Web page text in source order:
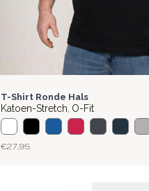
BASIC
T-Shirt Ronde Hals
Katoen-Stretch, O-Fit
€ 27,95